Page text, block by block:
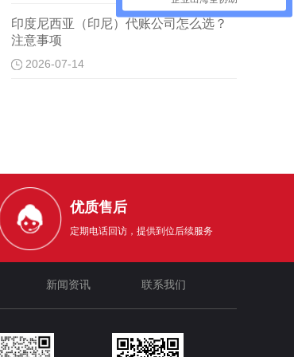
印度尼西亚（印尼）代账公司怎么选？
注意事项
2026-07-14
优质售后
定期电话回访，提供到位后续服务
新闻资讯 联系我们